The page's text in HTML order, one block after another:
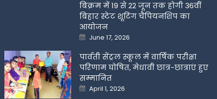
बिक्रम में 19 से 22 जून तक होगी 36वीं
बिहार स्टेट शूटिंग चैंपियनशिप का
आयोजन
Posted
on
June 17, 2026
पार्वती सेंट्रल स्कूल में वार्षिक परीक्षा
परिणाम घोषित, मेधावी छात्र-छात्राएं हुए
सम्मानित
Posted
on
April 1, 2026